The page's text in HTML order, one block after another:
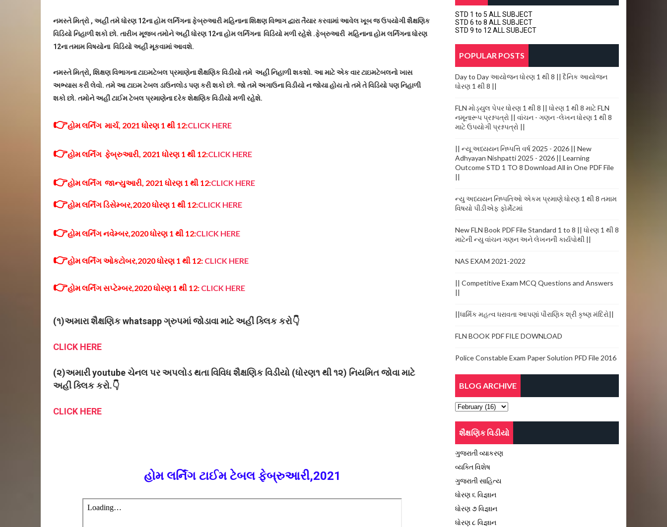
નમસ્તે મિત્રો , અહીં તમે ધોરણ 12ના હોમ લર્નિંગના ફેબ્રુઆરી મહિનાના શિક્ષણ વિભાગ દ્વારા તૈયાર કરવામાં આવેલ ખૂબ જ ઉપયોગી શૈક્ષણિક
વિડિયો નિહાળી શકો છો. તારીખ મૂજબ તમોને અહીં ધોરણ 12ના હોમ લર્નિંગના વિડિયો મળી રહેશે .ફેબ્રુઆરી મહિનાના હોમ લર્નિંગના ધોરણ
12ના તમામ વિષયોના વિડિયો અહીં મૂકવામાં આવશે.
નમસ્તે મિત્રો, શિક્ષણ વિભાગના ટાઇમટેબલ પ્રમાણેના શૈક્ષણિક વિડીયો તમે અહીં નિહાળી શકશો. આ માટે એક વાર ટાઇમટેબલનો ખાસ
અભ્યાસ કરી લેવો. તમે આ ટાઇમ ટેબલ ડાઉનલોડ પણ કરી શકો છો. જો તમે અગાઉના વિડીયો ન જોયા હોય તો તમે તે વિડિયો પણ નિહાળી
શકો છો. તમોને અહીં ટાઈમ ટેબલ પ્રમાણેના દરેક શેક્ષણિક વિડીયો મળી રહેશે.
👉હોમ લર્નિંગ માર્ચ, 2021 ધોરણ 1 થી 12:CLICK HERE
👉હોમ લર્નિંગ ફેબ્રુઆરી, 2021 ધોરણ 1 થી 12:CLICK HERE
👉હોમ લર્નિંગ જાન્યુઆરી, 2021 ધોરણ 1 થી 12:CLICK HERE
👉હોમ લર્નિંગ ડિસેમ્બર,2020 ધોરણ 1 થી 12:CLICK HERE
👉હોમ લર્નિંગ નવેમ્બર,2020 ધોરણ 1 થી 12:CLICK HERE
👉હોમ લર્નિંગઓકટોબર,2020 ધોરણ 1 થી 12: CLICK HERE
👉હોમ લર્નિંગ સપ્ટેમ્બર,2020 ધોરણ 1 થી 12: CLICK HERE
(૧)અમારા શૈક્ષણિક whatsapp ગ્રુપમાં જોડાવા માટે અહીં ક્લિક કરો👇
CLICK HERE
(૨)અમારી youtube ચેનલ પર અપલોડ થતા વિવિધ શૈક્ષણિક વિડીયો (ધોરણ૧ થી ૧૨) નિયમિત જોવા માટે
અહીં ક્લિક કરો.👇
CLICK HERE
હોમ લર્નિંગ ટાઈમ ટેબલ ફેબ્રુઆરી,2021
STD 1 to 5 ALL SUBJECT
STD 6 to 8 ALL SUBJECT
STD 9 to 12 ALL SUBJECT
POPULAR POSTS
Day to Day આયોજન ધોરણ 1 થી 8 || દૈનિક આયોજન
ધોરણ 1 થી 8 ||
FLN મોડ્યુલ પેપર ધોરણ 1 થી 8 || ધોરણ 1 થી 8 માટે FLN
નમૂનારૂપ પ્રશ્નપત્રો || વાંચન - ગણન -લેખન ધોરણ 1 થી 8
માટે ઉપયોગી પ્રશ્નપત્રો ||
|| ન્યૂ અધ્યયન નિષ્પત્તિ વર્ષ 2025 - 2026 || New
Adhyayan Nishpatti 2025 - 2026 || Learning
Outcome STD 1 TO 8 Download All in One PDF File
||
ન્યુ અધ્યયન નિષ્પતિઓ એકમ પ્રમાણે ધોરણ 1 થી 8 તમામ
વિષયો પીડીએફ ફોર્મેટમાં
New FLN Book PDF File Standard 1 to 8 || ધોરણ 1 થી 8
માટેની ન્યુ વાંચન ગણન અને લેખનની કાર્યપોથી ||
NAS EXAM 2021-2022
|| Competitive Exam MCQ Questions and Answers
||
||ધાર્મિક મહત્વ ધરાવતા આપણાં પૌરાણિક શ્રી કૃષ્ણ મંદિરો||
FLN BOOK PDF FILE DOWNLOAD
Police Constable Exam Paper Solution PFD File 2016
BLOG ARCHIVE
શૈક્ષણિક વિડીયો
ગુજરાતી વ્યાકરણ
વ્યક્તિ વિશેષ
ગુજરાતી સાહિત્ય
ધોરણ ૬ વિજ્ઞાન
ધોરણ ૭ વિજ્ઞાન
ધોરણ ૮ વિજ્ઞાન